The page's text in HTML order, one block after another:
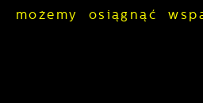
możemy osiągnąć